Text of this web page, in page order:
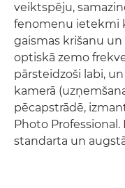
veiktspēju,
fenomenu ietekmi
gaismas krišanu
optiskā zemo
pārsteidzoši labi,
kamerā
pēcapstrādē,
Photo
standarta un